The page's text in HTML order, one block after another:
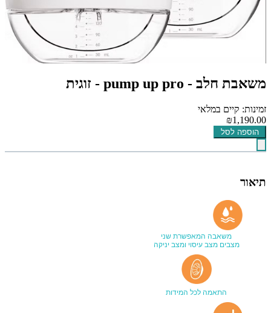
משאבת חלב - pump up pro - זוגית
זמינות: קיים במלאי
₪1,190.00
הוספה לסל
תיאור
משאבה המאפשרת שני
מצבים מצב עיסוי ומצב יניקה
התאמה לכל המידות